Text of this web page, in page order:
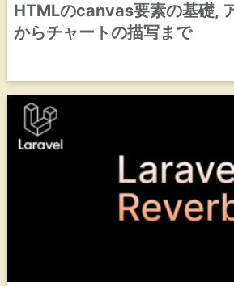
HTMLのcanvas要素の基礎,
からチャートの描写まで